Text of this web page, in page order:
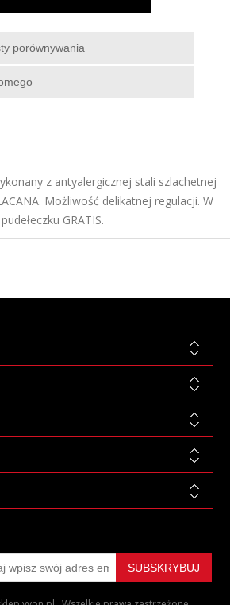
z antyalergicznej stali szlachetnej
Możliwość delikatnej regulacji. W
pudełeczku GRATIS.